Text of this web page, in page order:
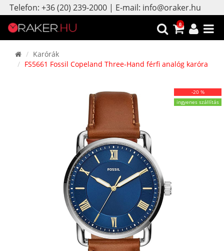
Telefon: +36 (20) 239-2000 | E-mail: info@oraker.hu
0
Karórák
FS5661 Fossil Copeland Three-Hand férfi analóg karóra
-20 %
ingyenes szállítás